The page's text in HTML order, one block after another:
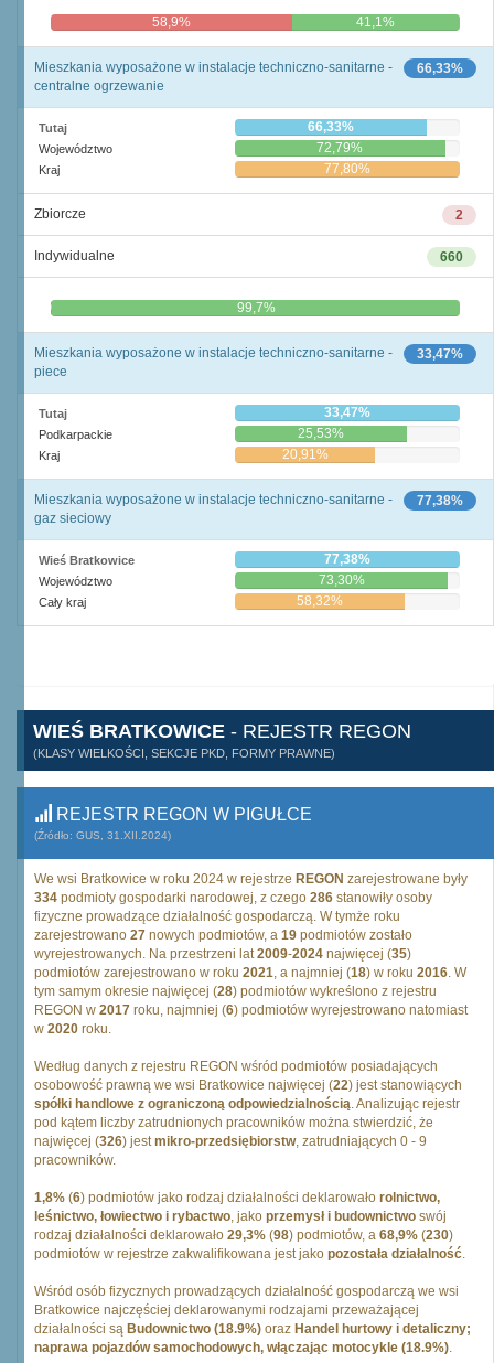
58,9% 41,1%
66,33%
Mieszkania wyposażone w instalacje techniczno-sanitarne -
centralne ogrzewanie
Tutaj 66,33%
Województwo 72,79%
Kraj 77,80%
2
Zbiorcze
660
Indywidualne
0,3% 99,7%
33,47%
Mieszkania wyposażone w instalacje techniczno-sanitarne -
piece
Tutaj 33,47%
Podkarpackie 25,53%
Kraj 20,91%
77,38%
Mieszkania wyposażone w instalacje techniczno-sanitarne -
gaz sieciowy
Wieś Bratkowice 77,38%
Województwo 73,30%
Cały kraj 58,32%
WIEŚ BRATKOWICE - REJESTR REGON
(KLASY WIELKOŚCI, SEKCJE PKD, FORMY PRAWNE)
REJESTR REGON W PIGUŁCE
(Źródło: GUS, 31.XII.2024)
We wsi Bratkowice w roku 2024 w rejestrze REGON zarejestrowane były
334 podmioty gospodarki narodowej, z czego 286 stanowiły osoby
fizyczne prowadzące działalność gospodarczą. W tymże roku
zarejestrowano 27 nowych podmiotów, a 19 podmiotów zostało
wyrejestrowanych. Na przestrzeni lat2009-2024 najwięcej (35)
podmiotów zarejestrowano w roku 2021, a najmniej (18) w roku 2016. W
tym samym okresie najwięcej (28) podmiotów wykreślono z rejestru
REGON w 2017 roku, najmniej (6) podmiotów wyrejestrowano natomiast
w 2020 roku.
Według danych z rejestru REGON wśród podmiotów posiadających
osobowość prawną we wsi Bratkowice najwięcej (22) jest stanowiących
spółki handlowe z ograniczoną odpowiedzialnością. Analizując rejestr
pod kątem liczby zatrudnionych pracowników można stwierdzić, że
najwięcej (326) jestmikro-przedsiębiorstw, zatrudniających 0 - 9
pracowników.
1,8% (6) podmiotów jako rodzaj działalności deklarowało rolnictwo,
leśnictwo, łowiectwo i rybactwo, jako przemysł i budownictwo swój
rodzaj działalności deklarowało 29,3% (98) podmiotów, a 68,9% (230)
podmiotów w rejestrze zakwalifikowana jest jako pozostała działalność.
Wśród osób fizycznych prowadzących działalność gospodarczą we wsi
Bratkowice najczęściej deklarowanymi rodzajami przeważającej
działalności są Budownictwo (18.9%) oraz Handel hurtowy i detaliczny;
naprawa pojazdów samochodowych, włączając motocykle (18.9%).